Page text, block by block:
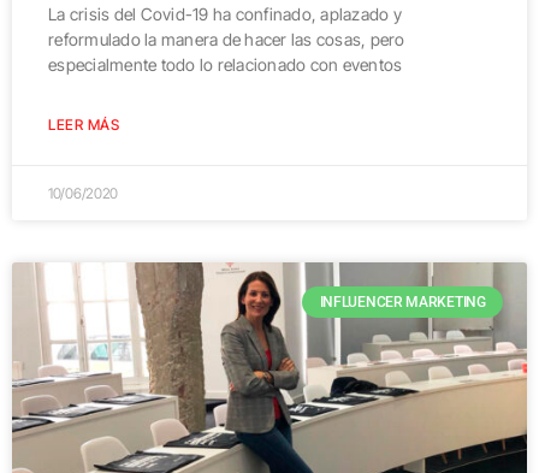
La crisis del Covid-19 ha confinado, aplazado y
reformulado la manera de hacer las cosas, pero
especialmente todo lo relacionado con eventos
LEER MÁS
10/06/2020
INFLUENCER MARKETING